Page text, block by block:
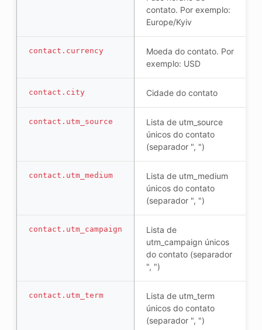
contato. Por exemplo:
Europe/Kyiv
contact.currency
Moeda do contato. Por
exemplo: USD
contact.city Cidade do contato
contact.utm_source
Lista de utm_source
únicos do contato
(separador ", ")
contact.utm_medium
Lista de utm_medium
únicos do contato
(separador ", ")
contact.utm_campaign
Lista de
utm_campaign únicos
do contato (separador
", ")
contact.utm_term
Lista de utm_term
únicos do contato
(separador ", ")